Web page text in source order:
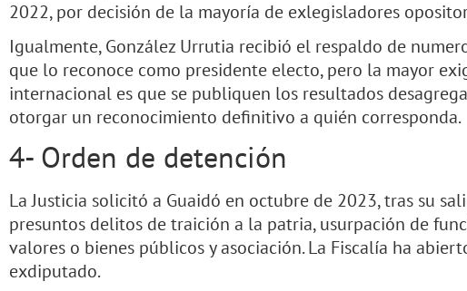
2022, por decisión de la mayoría de exlegisladores
Igualmente, González Urrutia recibió el respaldo de
que lo reconoce como presidente electo, pero la mayor
internacional es que se publiquen los resultados
otorgar un reconocimiento definitivo a quién corresponda.
4- Orden de detención
La Justicia solicitó a Guaidó en octubre de 2023, tras su
presuntos delitos de traición a la patria, usurpación de
valores o bienes públicos y asociación. La Fiscalía ha
exdiputado.